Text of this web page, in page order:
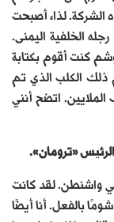
الشركة. لذا، أصبحت
الخلفية اليمنى.
كنت أقوم بكتابة
ذلك الكلب الذي تم
اتضح أنني
«ترومان».
واشنطن. لقد كانت
بالفعل. أنا أيضًا